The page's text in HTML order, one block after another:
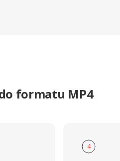
formatu MP4
4